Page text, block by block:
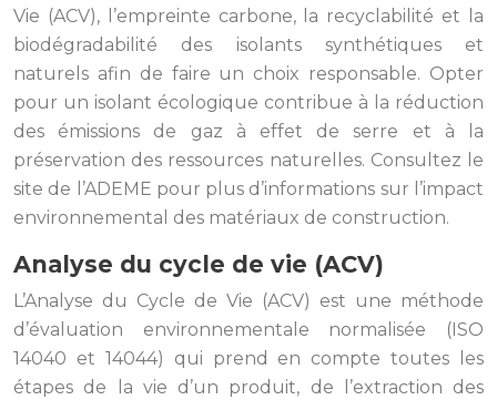
Vie (ACV), l’empreinte carbone, la recyclabilité et la
biodégradabilité des isolants synthétiques et
naturels afin de faire un choix responsable. Opter
pour un isolant écologique contribue à la réduction
des émissions de gaz à effet de serre et à la
préservation des ressources naturelles. Consultez le
site de l’ADEME pour plus d’informations sur l’impact
environnemental des matériaux de construction.
Analyse du cycle de vie (ACV)
L’Analyse du Cycle de Vie (ACV) est une méthode
d’évaluation environnementale normalisée (ISO
14040 et 14044) qui prend en compte toutes les
étapes de la vie d’un produit, de l’extraction des